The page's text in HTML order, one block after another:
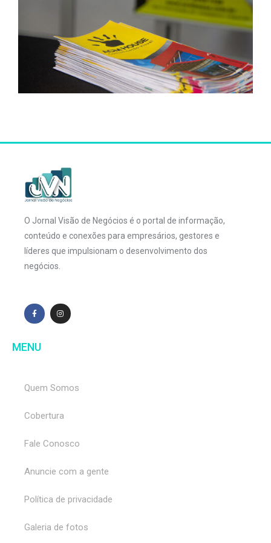
O Jornal Visão de Negócios é o portal de informação,
conteúdo e conexões para empresários, gestores e
líderes que impulsionam o desenvolvimento dos
negócios.
MENU
Quem Somos
Cobertura
Fale Conosco
Anuncie com a gente
Política de privacidade
Galeria de fotos